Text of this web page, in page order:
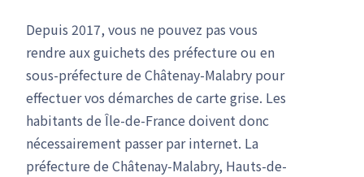
Depuis 2017, vous ne pouvez pas vous
rendre aux guichets des préfecture ou en
sous-préfecture de Châtenay-Malabry pour
effectuer vos démarches de carte grise. Les
habitants de Île-de-France doivent donc
nécessairement passer par internet. La
préfecture de Châtenay-Malabry, Hauts-de-